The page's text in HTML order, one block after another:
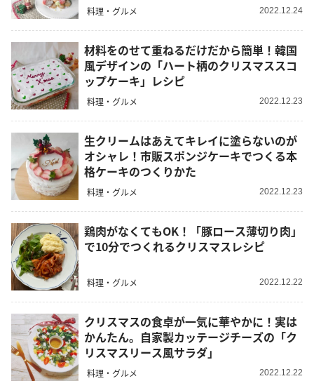
料理・グルメ 2022.12.24
材料をのせて重ねるだけだから簡単！韓国
風デザインの「ハート柄のクリスマススコ
ップケーキ」レシピ
料理・グルメ 2022.12.23
生クリームはあえてキレイに塗らないのが
オシャレ！市販スポンジケーキでつくる本
格ケーキのつくりかた
料理・グルメ 2022.12.23
鶏肉がなくてもOK！「豚ロース薄切り肉」
で10分でつくれるクリスマスレシピ
料理・グルメ 2022.12.22
クリスマスの食卓が一気に華やかに！実は
かんたん。自家製カッテージチーズの「ク
リスマスリース風サラダ」
料理・グルメ 2022.12.22